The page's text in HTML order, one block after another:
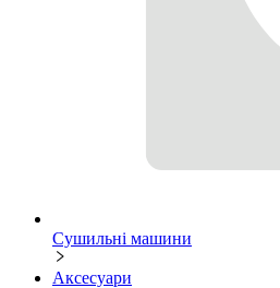
Сушильні машини
Аксесуари